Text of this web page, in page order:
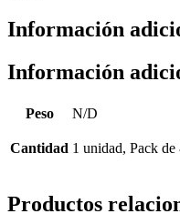
Información
Información
Peso N/D
Cantidad 1 unidad, Pack de
Productos